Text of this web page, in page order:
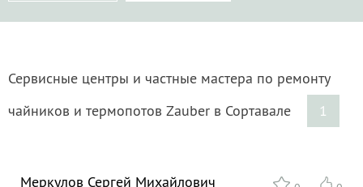
Сервисные центры и частные мастера по ремонту
чайников и термопотов Zauber в Сортавале
1
Меркулов Сергей Михайлович